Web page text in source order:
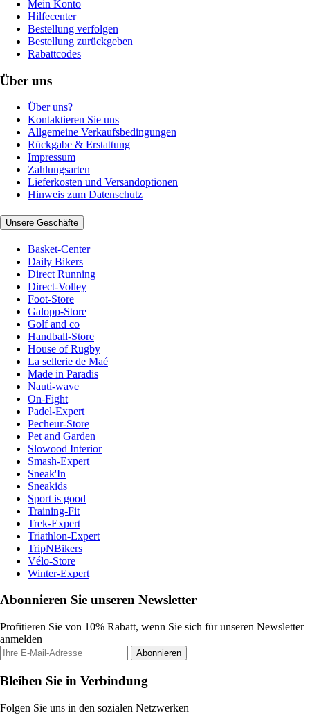
Mein Konto
Hilfecenter
Bestellung verfolgen
Bestellung zurückgeben
Rabattcodes
Über uns
Über uns?
Kontaktieren Sie uns
Allgemeine Verkaufsbedingungen
Rückgabe & Erstattung
Impressum
Zahlungsarten
Lieferkosten und Versandoptionen
Hinweis zum Datenschutz
Unsere Geschäfte
Basket-Center
Daily Bikers
Direct Running
Direct-Volley
Foot-Store
Galopp-Store
Golf and co
Handball-Store
House of Rugby
La sellerie de Maé
Made in Paradis
Nauti-wave
On-Fight
Padel-Expert
Pecheur-Store
Pet and Garden
Slowood Interior
Smash-Expert
Sneak'In
Sneakids
Sport is good
Training-Fit
Trek-Expert
Triathlon-Expert
TripNBikers
Vélo-Store
Winter-Expert
Abonnieren Sie unseren Newsletter
Profitieren Sie von 10% Rabatt, wenn Sie sich für unseren Newsletter
anmelden
Abonnieren
Bleiben Sie in Verbindung
Folgen Sie uns in den sozialen Netzwerken